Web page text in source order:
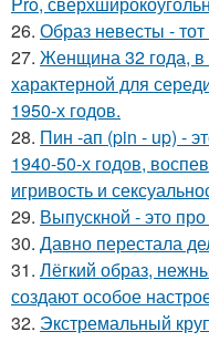
26. Образ невесты -
27. Женщина 32 года, в
характерной для
1950-х годов.
28. Пин -ап (pin - up) -
1940-50-х годов,
игривость и
29. Выпускной - это
30. Давно перестала
31. Лёгкий образ,
создают особое
32. Экстремальный